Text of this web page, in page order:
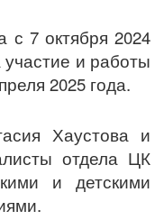
с 7 октября 2024
участие и работы
2025 года.
Хаустова и
отдела ЦК
и детскими